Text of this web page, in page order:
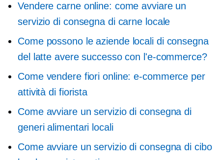
Vendere carne online: come avviare un
servizio di consegna di carne locale
Come possono le aziende locali di consegna
del latte avere successo con l'e-commerce?
Come vendere fiori online: e-commerce per
attività di fiorista
Come avviare un servizio di consegna di
generi alimentari locali
Come avviare un servizio di consegna di cibo